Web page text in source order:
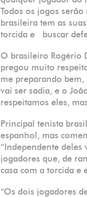
Todos os jogos
brasileira tem as
torcida e buscar
O brasileiro Rogério
pregou muito
me preparando
vai ser sadia, e o
respeitamos eles,
Principal tenista
espanhol, mas
“Independente
jogadores que, de
casa com a torcida e
“Os dois jogadores